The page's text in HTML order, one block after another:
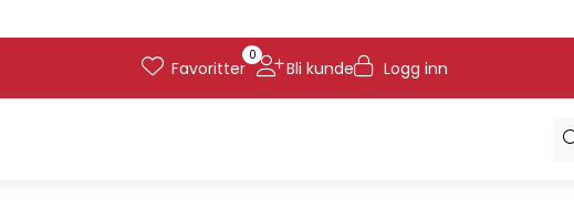
0
Favoritter Bli kunde Logg inn